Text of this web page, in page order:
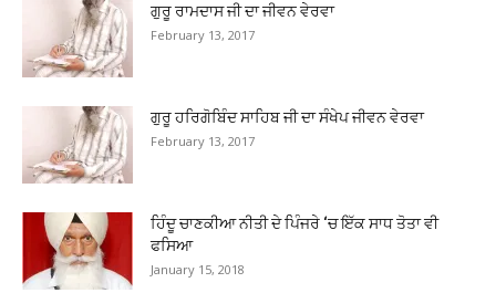
ਗੁਰੂ ਰਾਮਦਾਸ ਜੀ ਦਾ ਜੀਵਨ ਵੇਰਵਾ
February 13, 2017
ਗੁਰੂ ਹਰਿਗੋਬਿੰਦ ਸਾਹਿਬ ਜੀ ਦਾ ਸੰਖੇਪ ਜੀਵਨ ਵੇਰਵਾ
February 13, 2017
ਹਿੰਦੂ ਚਾਣਕੀਆ ਨੀਤੀ ਦੇ ਪਿੰਜਰੇ ‘ਚ ਇੱਕ ਸਾਧ ਤੋਤਾ ਵੀ
ਫਸਿਆ
January 15, 2018